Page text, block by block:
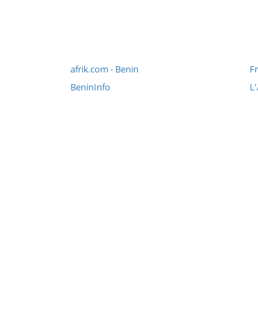
afrik.com - Benin
BeninInfo